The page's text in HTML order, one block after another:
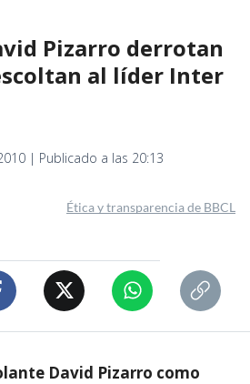
Pizarro derrotan
al líder Inter
| Publicado a las 20:13
Ética y transparencia de BBCL
David Pizarro como